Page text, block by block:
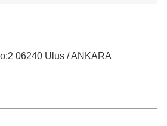
06240 Ulus / ANKARA